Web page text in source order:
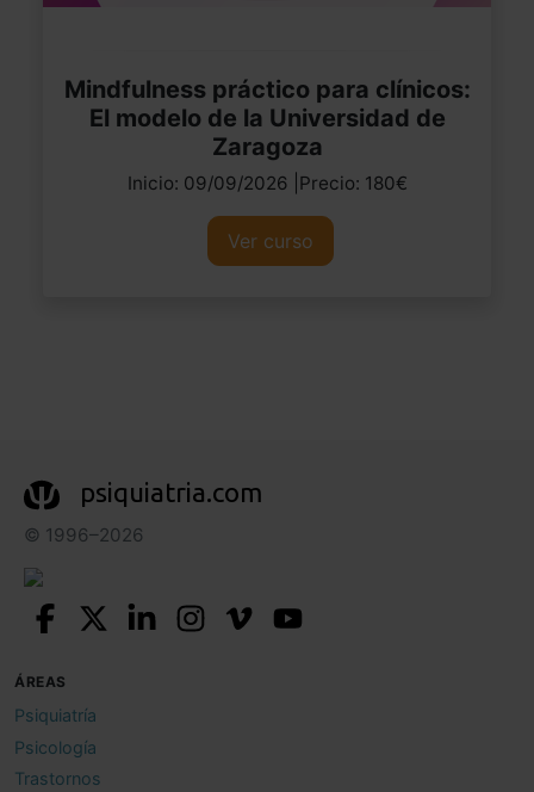
Mindfulness práctico para clínicos:
El modelo de la Universidad de
Zaragoza
Inicio: 09/09/2026 |Precio: 180€
Ver curso
psiquiatria.com
© 1996–2026
ÁREAS
Psiquiatría
Psicología
Trastornos